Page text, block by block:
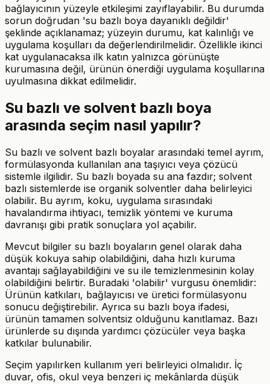
bağlayıcının yüzeyle etkileşimi zayıflayabilir. Bu durumda
sorun doğrudan 'su bazlı boya dayanıklı değildir'
şeklinde açıklanamaz; yüzeyin durumu, kat kalınlığı ve
uygulama koşulları da değerlendirilmelidir. Özellikle ikinci
kat uygulanacaksa ilk katın yalnızca görünüşte
kurumasına değil, ürünün önerdiği uygulama koşullarına
uyulmasına dikkat edilmelidir.
Su bazlı ve solvent bazlı boya
arasında seçim nasıl yapılır?
Su bazlı ve solvent bazlı boyalar arasındaki temel ayrım,
formülasyonda kullanılan ana taşıyıcı veya çözücü
sistemle ilgilidir. Su bazlı boyada su ana fazdır; solvent
bazlı sistemlerde ise organik solventler daha belirleyici
olabilir. Bu ayrım, koku, uygulama sırasındaki
havalandırma ihtiyacı, temizlik yöntemi ve kuruma
davranışı gibi pratik sonuçlara yol açabilir.
Mevcut bilgiler su bazlı boyaların genel olarak daha
düşük kokuya sahip olabildiğini, daha hızlı kuruma
avantajı sağlayabildiğini ve su ile temizlenmesinin kolay
olabildiğini belirtir. Buradaki 'olabilir' vurgusu önemlidir:
Ürünün katkıları, bağlayıcısı ve üretici formülasyonu
sonucu değiştirebilir. Ayrıca su bazlı boya ifadesi,
ürünün tamamen solventsiz olduğunu kanıtlamaz. Bazı
ürünlerde su dışında yardımcı çözücüler veya başka
katkılar bulunabilir.
Seçim yapılırken kullanım yeri belirleyici olmalıdır. İç
duvar, ofis, okul veya benzeri iç mekânlarda düşük